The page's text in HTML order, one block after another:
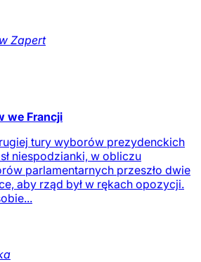
Zapert
we Francji
tury wyborów prezydenckich
niespodzianki, w obliczu
parlamentarnych przeszło dwie
aby rząd był w rękach opozycji.